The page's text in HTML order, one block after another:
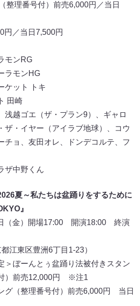
整理番号付）前売6,000円／当日
／当日7,500円
モンRG
ラモンHG
ケット トキ
田崎
浅越ゴエ（ザ・プラン9）、ギャロ
ザ・イヤー（アイラブ地球）、コウ
チョ、友田オレ、ドンデコルテ、フ
ザ中野くん
夏～私たちは盆踊りをするために
』
（金）開場17:00 開演18:00 終演
江東区豊洲6丁目1-23）
＞ぼーんとぅ盆踊り法被付きスタン
）前売12,000円 ※注1
整理番号付）前売6,000円 当日